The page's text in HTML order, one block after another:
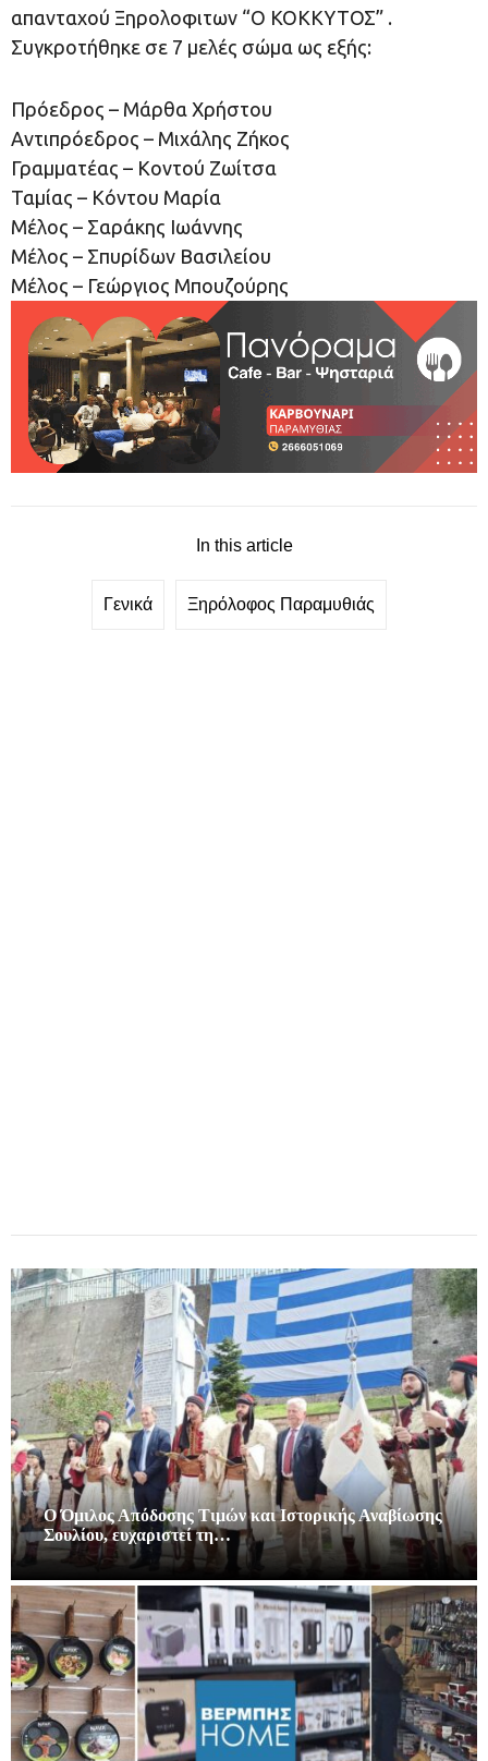
απανταχού Ξηρολοφιτων “Ο ΚΟΚΚΥΤΟΣ” .
Συγκροτήθηκε σε 7 μελές σώμα ως εξής:
Πρόεδρος – Μάρθα Χρήστου
Αντιπρόεδρος – Μιχάλης Ζήκος
Γραμματέας – Κοντού Ζωίτσα
Ταμίας – Κόντου Μαρία
Μέλος – Σαράκης Ιωάννης
Μέλος – Σπυρίδων Βασιλείου
Μέλος – Γεώργιος Μπουζούρης
In this article
Γενικά Ξηρόλοφος Παραμυθιάς
Ο Όμιλος Απόδοσης Τιμών και Ιστορικής Αναβίωσης
Σουλίου, ευχαριστεί τη…